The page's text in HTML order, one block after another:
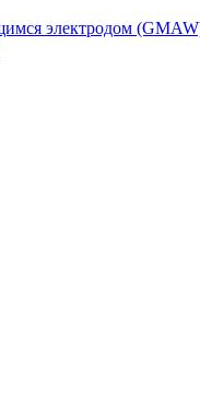
электродом